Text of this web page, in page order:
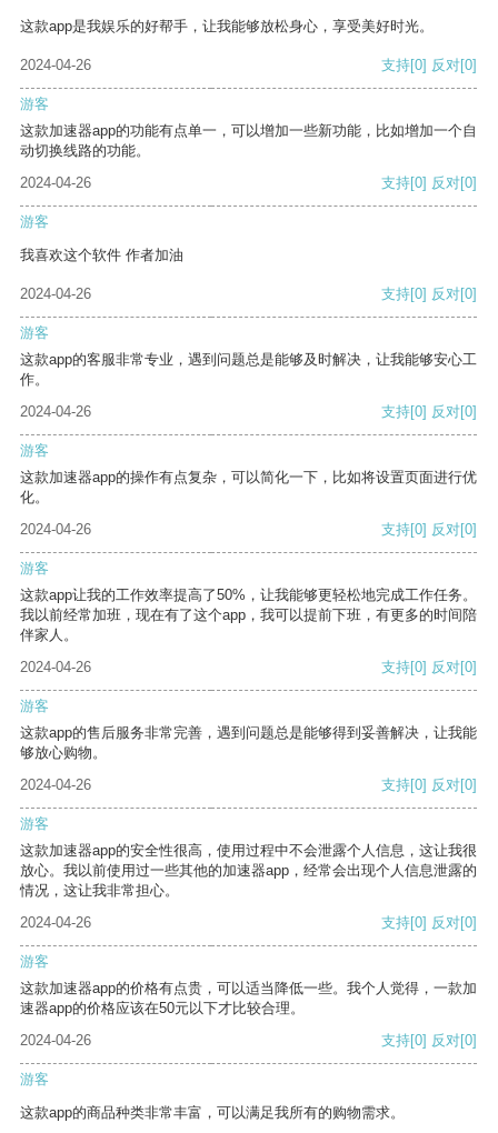
这款app是我娱乐的好帮手，让我能够放松身心，享受美好时光。
2024-04-26 支持[0] 反对[0]
游客
这款加速器app的功能有点单一，可以增加一些新功能，比如增加一个自
动切换线路的功能。
2024-04-26
支持[0] 反对[0]
游客
我喜欢这个软件 作者加油
2024-04-26 支持[0] 反对[0]
游客
这款app的客服非常专业，遇到问题总是能够及时解决，让我能够安心工
作。
2024-04-26
支持[0] 反对[0]
游客
这款加速器app的操作有点复杂，可以简化一下，比如将设置页面进行优
化。
2024-04-26
支持[0] 反对[0]
游客
这款app让我的工作效率提高了50%，让我能够更轻松地完成工作任务。
我以前经常加班，现在有了这个app，我可以提前下班，有更多的时间陪
伴家人。
2024-04-26
支持[0] 反对[0]
游客
这款app的售后服务非常完善，遇到问题总是能够得到妥善解决，让我能
够放心购物。
2024-04-26
支持[0] 反对[0]
游客
这款加速器app的安全性很高，使用过程中不会泄露个人信息，这让我很
放心。我以前使用过一些其他的加速器app，经常会出现个人信息泄露的
情况，这让我非常担心。
2024-04-26
支持[0] 反对[0]
游客
这款加速器app的价格有点贵，可以适当降低一些。我个人觉得，一款加
速器app的价格应该在50元以下才比较合理。
2024-04-26
支持[0] 反对[0]
游客
这款app的商品种类非常丰富，可以满足我所有的购物需求。